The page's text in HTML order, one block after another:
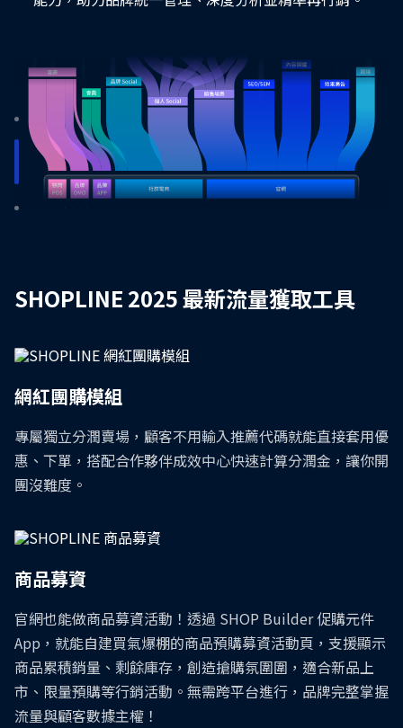
全方位功能支援，強化多銷售場景轉換效
SHOPLINE 提供多元場景功能支援，讓你針對不同流量
特性制定轉換策略，最大化每位訪客價值，有效提升流
量轉換和收單，加速品牌成長。
SHOPLINE 推出市場最完整的流量佈局解決方案，打造
全通路流量整合管理，釋放流量最大價值！
當品牌從社群平台、廣告投放等管道獲取流量後，如何
有效進行整合是關鍵！SHOPLINE 具備跨系統流量整合
全方位功能支援，強化多銷售場景轉換效
能！
SHOPLINE 提供多元場景功能支援，讓你針對不同流量
特性制定轉換策略，最大化每位訪客價值，有效提升流
量轉換和收單，加速品牌成長。
SHOPLINE 2025 最新流量獲取工具
網紅團購模組
專屬獨立分潤賣場，顧客不用輸入推薦代碼就能直接套用優
惠、下單，搭配合作夥伴成效中心快速計算分潤金，讓你開
團沒難度。
商品募資
官網也能做商品募資活動！透過 SHOP Builder 促購元件
App，就能自建買氣爆棚的商品預購募資活動頁，支援顯示
商品累積銷量、剩餘庫存，創造搶購氛圍圍，適合新品上
市、限量預購等行銷活動。無需跨平台進行，品牌完整掌握
流量與顧客數據主權！